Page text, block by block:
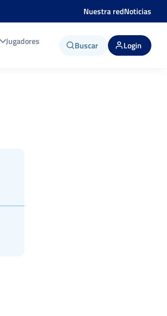
Nuestra redNoticias
Jugadores Buscar Login